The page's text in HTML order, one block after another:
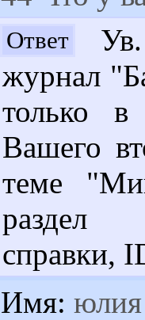
Ответ
журнал
только в
Вашего
теме
раздел
справки,
Имя: юлия